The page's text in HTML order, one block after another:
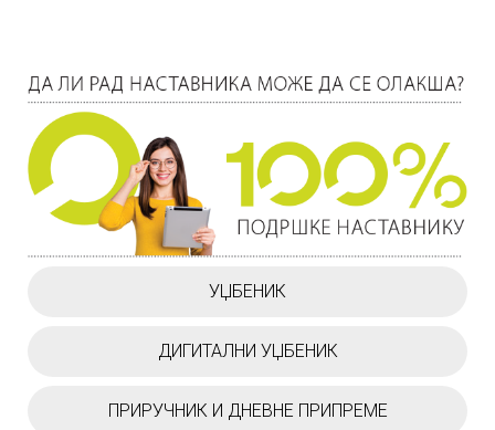
УЏБЕНИК
ДИГИТАЛНИ УЏБЕНИК
ПРИРУЧНИК И ДНЕВНЕ ПРИПРЕМЕ